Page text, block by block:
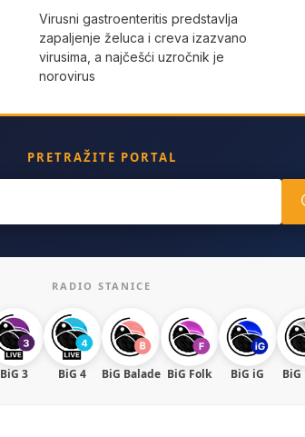
Virusni gastroenteritis predstavlja
zapaljenje želuca i creva izazvano
virusima, a najčešći uzročnik je
norovirus
PRETRAŽITE PORTAL
RADIO STANICE
BiG 3 BiG 4 BiG Balade BiG Folk BiG iG BiG